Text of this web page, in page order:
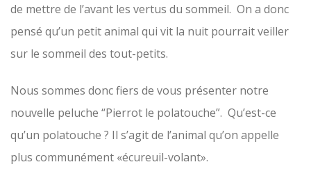
de mettre de l’avant les vertus du sommeil. On a donc
pensé qu’un petit animal qui vit la nuit pourrait veiller
sur le sommeil des tout-petits.
Nous sommes donc fiers de vous présenter notre
nouvelle peluche “Pierrot le polatouche”. Qu’est-ce
qu’un polatouche ? Il s’agit de l’animal qu’on appelle
plus communément «écureuil-volant».